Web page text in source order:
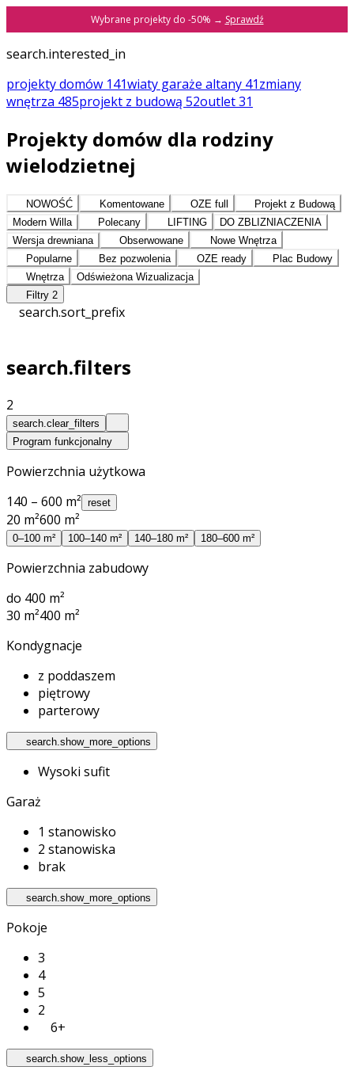
Wybrane projekty do -50% → Sprawdź
search.interested_in
projekty domów 141wiaty garaże altany 41zmiany
wnętrza 485projekt z budową 52outlet31
Projekty domów dla rodziny
wielodzietnej
NOWOŚĆ Komentowane OZE full
Projekt z Budową
Modern Willa
Polecany LIFTING
DO ZBLIZNIACZENIA
Wersja drewniana
Obserwowane
Nowe Wnętrza
Popularne
Bez pozwolenia OZE ready
Plac Budowy
Wnętrza
Odświeżona Wizualizacja
Filtry 2
search.sort_prefix
search.filters
2
search.clear_filters
Program funkcjonalny
Powierzchnia użytkowa
140 – 600 m² reset
20 m²600 m²
0–100 m² 100–140 m² 140–180 m² 180–600 m²
Powierzchnia zabudowy
do 400 m²
30 m²400 m²
Kondygnacje
z poddaszem
piętrowy
parterowy
search.show_more_options
Wysoki sufit
Garaż
1 stanowisko
2 stanowiska
brak
search.show_more_options
Pokoje
3
4
5
2
6+
search.show_less_options